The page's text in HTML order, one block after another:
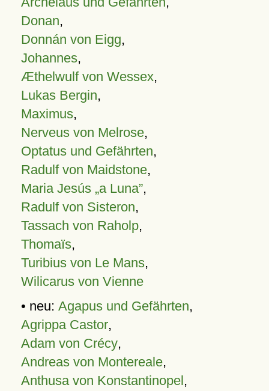
Donan,
Donnán von Eigg,
Johannes,
Æthelwulf von Wessex,
Lukas Bergin,
Maximus,
Nerveus von Melrose,
Optatus und Gefährten,
Radulf von Maidstone,
Maria Jesús „a Luna”,
Radulf von Sisteron,
Tassach von Raholp,
Thomaïs,
Turibius von Le Mans,
Wilicarus von Vienne
• neu: Agapus und Gefährten,
Agrippa Castor,
Adam von Crécy,
Andreas von Montereale,
Anthusa von Konstantinopel,